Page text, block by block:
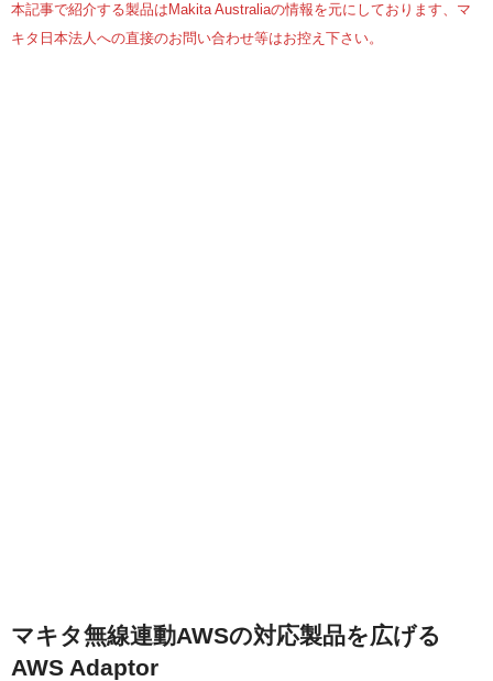
本記事で紹介する製品はMakita Australiaの情報を元にしております、マ
キタ日本法人への直接のお問い合わせ等はお控え下さい。
マキタ無線連動AWSの対応製品を広げる
AWS Adaptor